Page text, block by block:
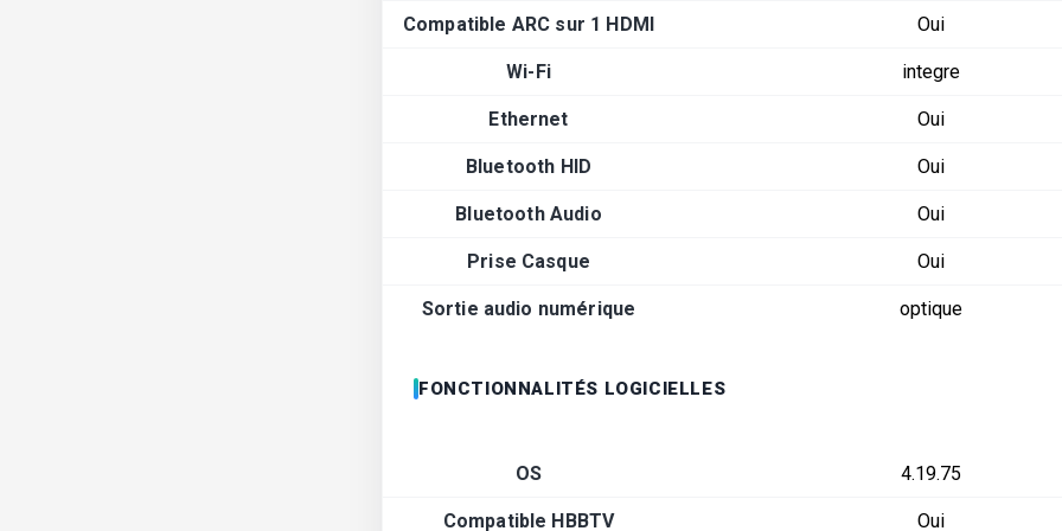
Compatible ARC sur 1 HDMI Oui
Wi-Fi integre
Ethernet Oui
Bluetooth HID Oui
Bluetooth Audio Oui
Prise Casque Oui
Sortie audio numérique optique
FONCTIONNALITÉS LOGICIELLES
OS 4.19.75
Compatible HBBTV Oui